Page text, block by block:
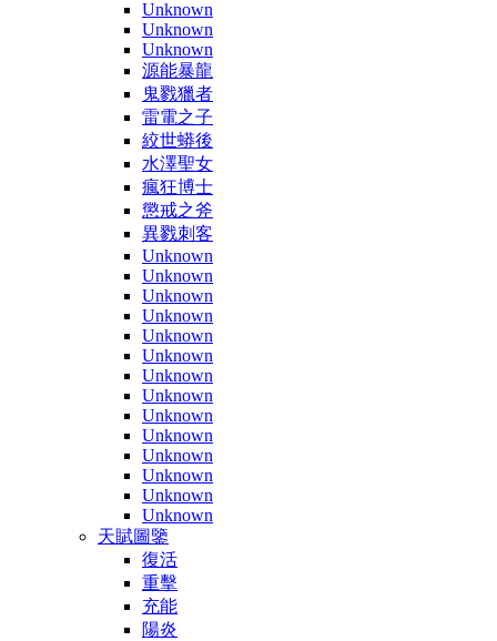
Unknown
Unknown
Unknown
源能暴龍
鬼戮獵者
雷電之子
絞世蟒後
水澤聖女
瘋狂博士
懲戒之斧
異戮刺客
Unknown
Unknown
Unknown
Unknown
Unknown
Unknown
Unknown
Unknown
Unknown
Unknown
Unknown
Unknown
Unknown
Unknown
天賦圖鑒
復活
重擊
充能
陽炎